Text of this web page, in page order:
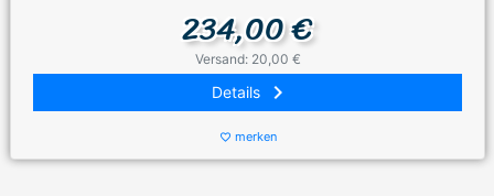
234,00 €
Versand: 20,00 €
Details keyboard_arrow_right
favorite_border merken